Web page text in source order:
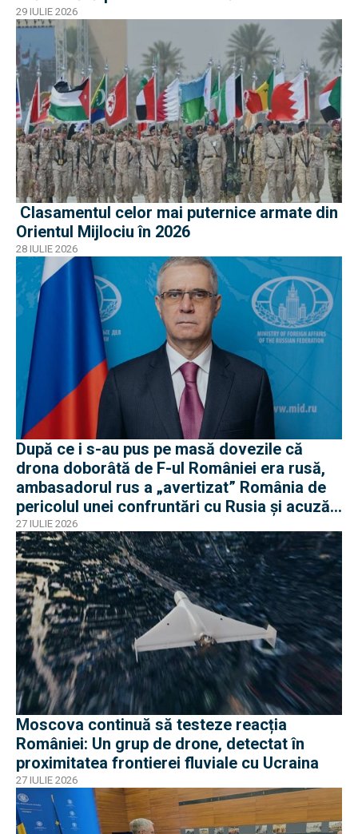
29 IULIE 2026
Clasamentul celor mai puternice armate din
Orientul Mijlociu în 2026
28 IULIE 2026
După ce i s-au pus pe masă dovezile că
drona doborâtă de F-ul României era rusă,
ambasadorul rus a „avertizat” România de
pericolul unei confruntări cu Rusia și acuză
o „înscenare propagandistă”
27 IULIE 2026
Moscova continuă să testeze reacția
României: Un grup de drone, detectat în
proximitatea frontierei fluviale cu Ucraina
27 IULIE 2026